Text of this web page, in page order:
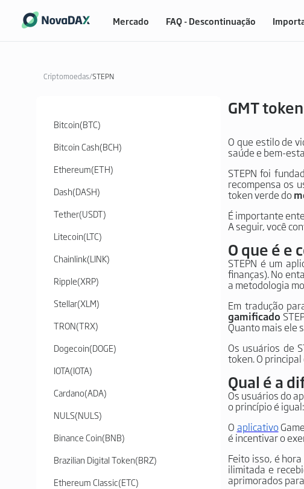
Mercado FAQ - Descontinuação
Criptomoedas/STEPN
Bitcoin(BTC)
Bitcoin Cash(BCH)
Ethereum(ETH)
Dash(DASH)
Tether(USDT)
Litecoin(LTC)
Chainlink(LINK)
Ripple(XRP)
Stellar(XLM)
TRON(TRX)
Dogecoin(DOGE)
IOTA(IOTA)
Cardano(ADA)
NULS(NULS)
Binance Coin(BNB)
Brazilian Digital Token(BRZ)
Ethereum Classic(ETC)
GMT token
O que estilo de
saúde e bem-
STEPN foi
recompensa os
token verde do
É importante
A seguir, você
O que é e
STEPN é um
finanças). No
a metodologia
Em tradução
gamificado
Quanto mais ele
Os usuários de
token. O
Qual é a
Os usuários do
o princípio é
O aplicativo
é incentivar o
Feito isso, é
ilimitada e
aprimorados